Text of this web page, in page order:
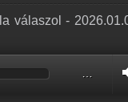
válaszol -